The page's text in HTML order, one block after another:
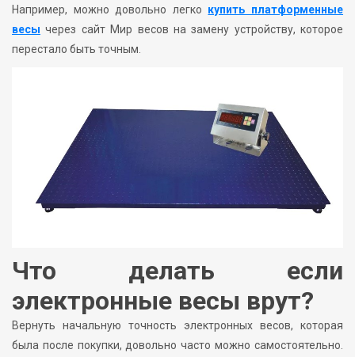
Например, можно довольно легко купить платформенные
весы через сайт Мир весов на замену устройству, которое
перестало быть точным.
Что делать если
электронные весы врут?
Вернуть начальную точность электронных весов, которая
была после покупки, довольно часто можно самостоятельно.